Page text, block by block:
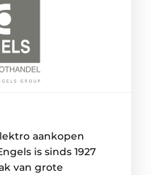
aankopen
is sinds 1927
van grote